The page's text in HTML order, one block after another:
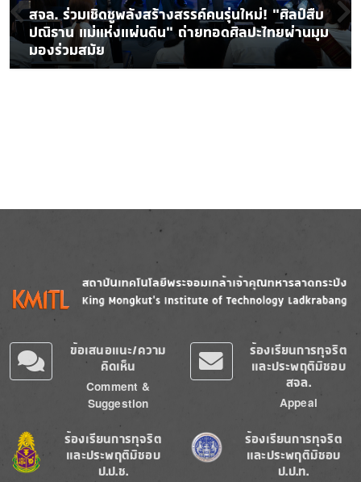
สจล. ร่วมเชิดชูพลังสร้างสรรค์คนรุ่นใหม่! “ศิลป์สืบ
ปณิธาน แม่แห่งแผ่นดิน” ถ่ายทอดศิลปะไทยผ่านมุม
มองร่วมสมัย
Image
ข้อเสนอแนะ/ความ
คิดเห็น
Comment &
Suggestion
ร้องเรียนการทุจริต
และประพฤติมิชอบ
สจล.
Appeal
Image
ร้องเรียนการทุจริต
และประพฤติมิชอบ
ป.ป.ช.
Image
ร้องเรียนการทุจริต
และประพฤติมิชอบ
ป.ป.ท.